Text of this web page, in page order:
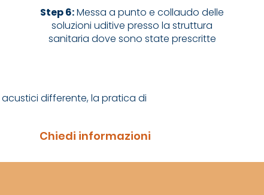
Step 6:Messa a punto e collaudo delle
soluzioni uditive presso la struttura
sanitaria dove sono state prescritte
differente, la pratica di
Chiedi informazioni